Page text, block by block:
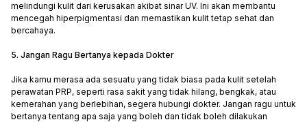
melindungi kulit dari kerusakan akibat sinar UV. Ini akan membantu
mencegah hiperpigmentasi dan memastikan kulit tetap sehat dan
bercahaya.
5. Jangan Ragu Bertanya kepada Dokter
Jika kamu merasa ada sesuatu yang tidak biasa pada kulit setelah
perawatan PRP, seperti rasa sakit yang tidak hilang, bengkak, atau
kemerahan yang berlebihan, segera hubungi dokter. Jangan ragu untuk
bertanya tentang apa saja yang boleh dan tidak boleh dilakukan